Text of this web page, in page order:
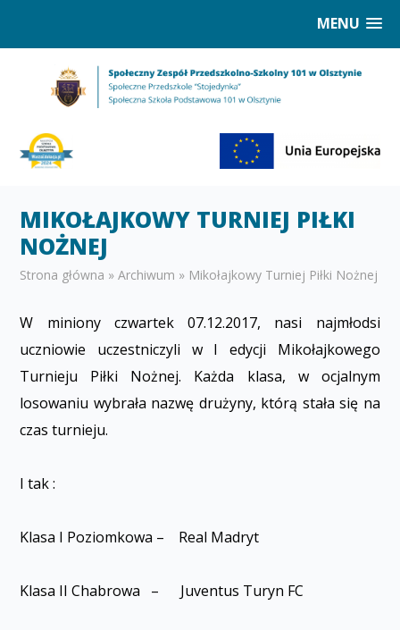
MENU
MIKOŁAJKOWY TURNIEJ PIŁKI
NOŻNEJ
Strona główna »Archiwum » Mikołajkowy Turniej Piłki Nożnej
W miniony czwartek 07.12.2017, nasi najmłodsi
uczniowie uczestniczyli w I edycji Mikołajkowego
Turnieju Piłki Nożnej. Każda klasa, w oficjalnym
losowaniu wybrała nazwę drużyny, którą stała się na
czas turnieju.
I tak :
Klasa I Poziomkowa – Real Madryt
Klasa II Chabrowa – Juventus Turyn FC